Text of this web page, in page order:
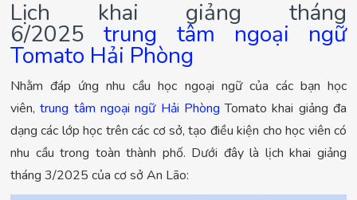
Lịch khai giảng tháng
6/2025trung tâm ngoại ngữ
Tomato Hải Phòng
Nhằm đáp ứng nhu cầu học ngoại ngữ của các bạn học
viên,trung tâm ngoại ngữ Hải Phòng Tomato khai giảng đa
dạng các lớp học trên các cơ sở, tạo điều kiện cho học viên có
nhu cầu trong toàn thành phố. Dưới đây là lịch khai giảng
tháng 3/2025 của cơ sở An Lão: